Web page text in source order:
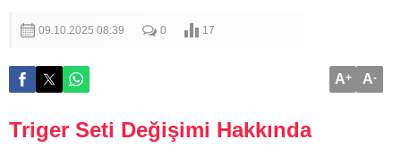
09.10.2025 08:39 0 17
A+ A-
Triger Seti Değişimi Hakkında